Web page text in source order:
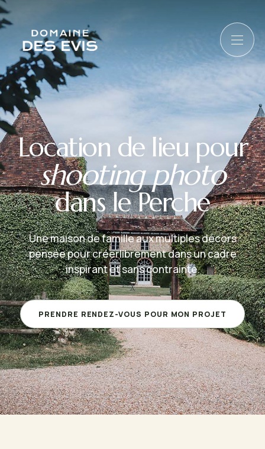
Location de lieu pour
shooting photo
dans le Perche
Une maison de famille aux multiples décors
pensée pour créerlibrement dans un cadre
inspirant et sans contrainte.
PRENDRE RENDEZ-VOUS POUR MON PROJET